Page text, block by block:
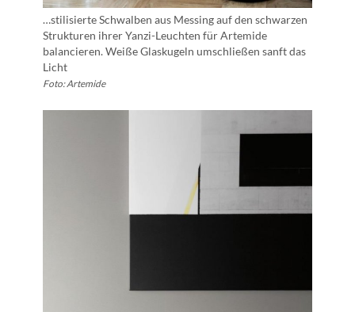
…stilisierte Schwalben aus Messing auf den schwarzen
Strukturen ihrer Yanzi-Leuchten für Artemide
balancieren. Weiße Glaskugeln umschließen sanft das
Licht
Foto: Artemide